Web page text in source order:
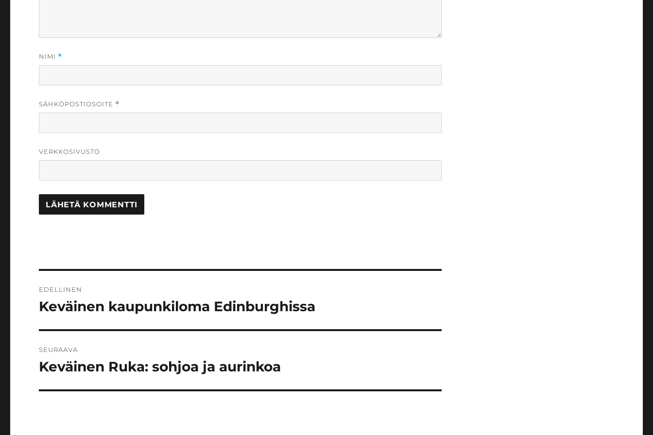
NIMI *
SÄHKÖPOSTIOSOITE *
VERKKOSIVUSTO
selaus
EDELLINEN
Edellinen
Keväinen kaupunkiloma Edinburghissa
SEURAAVA
Seuraava
Keväinen Ruka: sohjoa ja aurinkoa